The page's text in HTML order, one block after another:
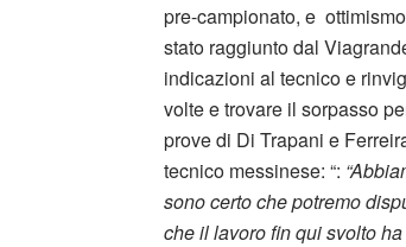
pre-campionato, e
stato raggiunto dal
indicazioni al tecnico e
volte e trovare il sorpasso
prove di Di Trapani e
tecnico messinese: “:
sono certo che potremo
che il lavoro fin qui svolto